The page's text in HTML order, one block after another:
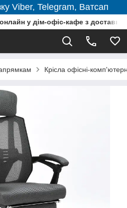
Viber, Telegram, Ватсап
у дім-офіс-кафе з
Крісла офісні-